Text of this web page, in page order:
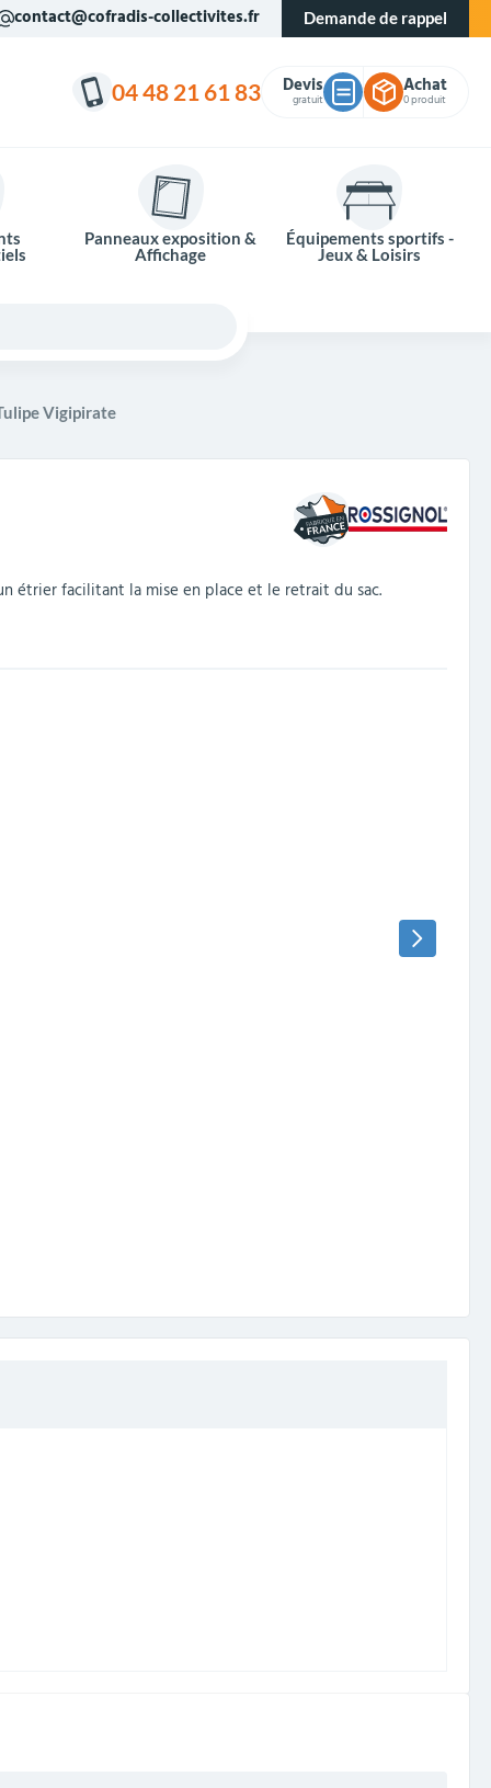
contact@cofradis-collectivites.fr Demande de rappel
04 48 21 61 83 Devis
gratuit
Achat
0 produit
Panneaux exposition &
Affichage
Équipements sportifs -
Jeux & Loisirs
Vigipirate
étrier facilitant la mise en place et le retrait du sac.